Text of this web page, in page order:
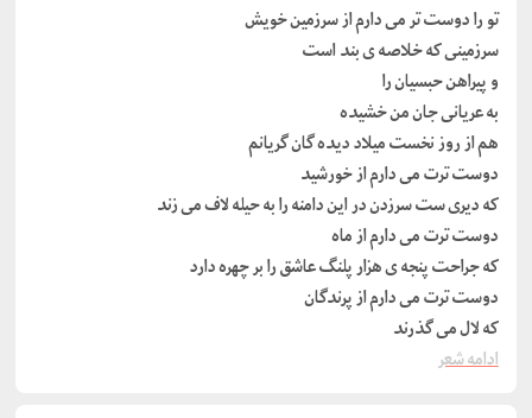
تو را دوست تر می دارم از سرزمین خویش
سرزمینی که خلاصه ی بند است
و پیراهن حبسیان را
به عریانی جان من خشیده
هم از روز نخست میلاد دیده گان گریانم
دوست ترت می دارم از خورشید
که دیری ست سرزدن در این دامنه را به حیله لاف می زند
دوست ترت می دارم از ماه
که جراحت پنجه ی هزار پلنگ عاشق را بر چهره دارد
دوست ترت می دارم از پرندگان
که لال می گذرند
ادامه شعر